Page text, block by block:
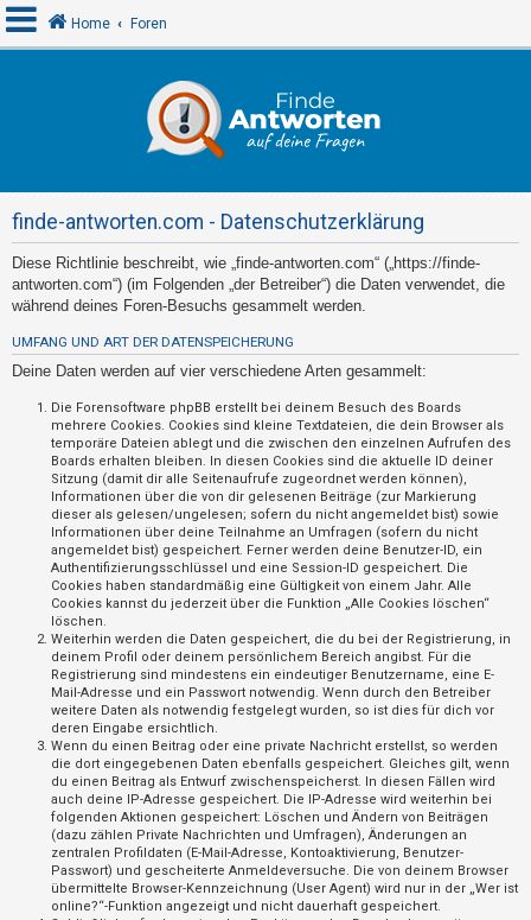
e
l
d
e
Home Foren
finde-antworten.com - Datenschutzerklärung
Diese Richtlinie beschreibt, wie „finde-antworten.com“ („https://finde-
antworten.com“) (im Folgenden „der Betreiber“) die Daten verwendet, die
während deines Foren-Besuchs gesammelt werden.
UMFANG UND ART DER DATENSPEICHERUNG
Deine Daten werden auf vier verschiedene Arten gesammelt:
Die Forensoftware phpBB erstellt bei deinem Besuch des Boards
mehrere Cookies. Cookies sind kleine Textdateien, die dein Browser als
temporäre Dateien ablegt und die zwischen den einzelnen Aufrufen des
Boards erhalten bleiben. In diesen Cookies sind die aktuelle ID deiner
Sitzung (damit dir alle Seitenaufrufe zugeordnet werden können),
Informationen über die von dir gelesenen Beiträge (zur Markierung
dieser als gelesen/ungelesen; sofern du nicht angemeldet bist) sowie
Informationen über deine Teilnahme an Umfragen (sofern du nicht
angemeldet bist) gespeichert. Ferner werden deine Benutzer-ID, ein
Authentifizierungsschlüssel und eine Session-ID gespeichert. Die
Cookies haben standardmäßig eine Gültigkeit von einem Jahr. Alle
Cookies kannst du jederzeit über die Funktion „Alle Cookies löschen“
löschen.
Weiterhin werden die Daten gespeichert, die du bei der Registrierung, in
deinem Profil oder deinem persönlichem Bereich angibst. Für die
Registrierung sind mindestens ein eindeutiger Benutzername, eine E-
Mail-Adresse und ein Passwort notwendig. Wenn durch den Betreiber
weitere Daten als notwendig festgelegt wurden, so ist dies für dich vor
deren Eingabe ersichtlich.
Wenn du einen Beitrag oder eine private Nachricht erstellst, so werden
die dort eingegebenen Daten ebenfalls gespeichert. Gleiches gilt, wenn
du einen Beitrag als Entwurf zwischenspeicherst. In diesen Fällen wird
auch deine IP-Adresse gespeichert. Die IP-Adresse wird weiterhin bei
folgenden Aktionen gespeichert: Löschen und Ändern von Beiträgen
(dazu zählen Private Nachrichten und Umfragen), Änderungen an
zentralen Profildaten (E-Mail-Adresse, Kontoaktivierung, Benutzer-
Passwort) und gescheiterte Anmeldeversuche. Die von deinem Browser
übermittelte Browser-Kennzeichnung (User Agent) wird nur in der „Wer ist
online?“-Funktion angezeigt und nicht dauerhaft gespeichert.